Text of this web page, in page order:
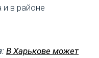
и в районе
В Харькове может